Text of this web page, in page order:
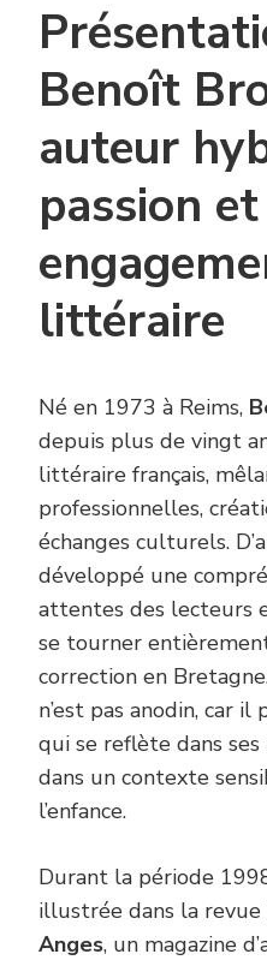
Benoît
auteur
passion et
littéraire
Né en 1973 à Reims,
depuis plus de vingt
littéraire français,
professionnelles,
échanges culturels.
développé une
attentes des lecteurs
se tourner
correction en
n’est pas anodin, car
qui se reflète dans
dans un contexte
l’enfance.
Durant la période
illustrée dans la revue
Anges, un magazine